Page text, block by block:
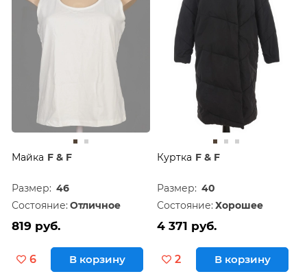
Майка F & F
Размер: 46
Состояние: Отличное
819 руб.
6 В корзину
Куртка F & F
Размер: 40
Состояние: Хорошее
4 371 руб.
2 В корзину